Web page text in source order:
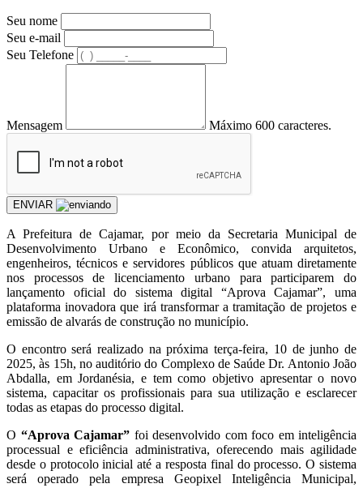
Seu nome
Seu e-mail
Seu Telefone
Mensagem Máximo 600 caracteres.
ENVIAR
A Prefeitura de Cajamar, por meio da Secretaria Municipal de
Desenvolvimento Urbano e Econômico, convida arquitetos,
engenheiros, técnicos e servidores públicos que atuam diretamente
nos processos de licenciamento urbano para participarem do
lançamento oficial do sistema digital “Aprova Cajamar”, uma
plataforma inovadora que irá transformar a tramitação de projetos e
emissão de alvarás de construção no município.
O encontro será realizado na próxima terça-feira, 10 de junho de
2025, às 15h, no auditório do Complexo de Saúde Dr. Antonio João
Abdalla, em Jordanésia, e tem como objetivo apresentar o novo
sistema, capacitar os profissionais para sua utilização e esclarecer
todas as etapas do processo digital.
O “Aprova Cajamar” foi desenvolvido com foco em inteligência
processual e eficiência administrativa, oferecendo mais agilidade
desde o protocolo inicial até a resposta final do processo. O sistema
será operado pela empresa Geopixel Inteligência Municipal,